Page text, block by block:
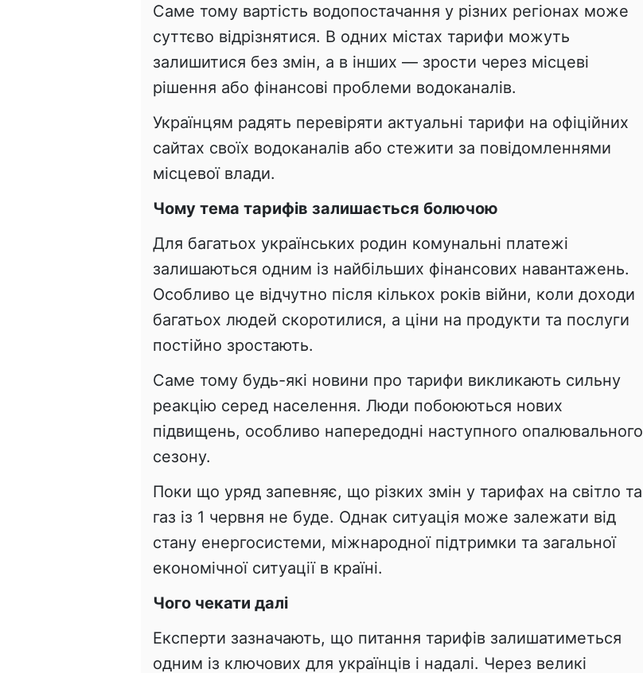
Саме тому вартість водопостачання у різних регіонах може
суттєво відрізнятися. В одних містах тарифи можуть
залишитися без змін, а в інших — зрости через місцеві
рішення або фінансові проблеми водоканалів.
Українцям радять перевіряти актуальні тарифи на офіційних
сайтах своїх водоканалів або стежити за повідомленнями
місцевої влади.
Чому тема тарифів залишається болючою
Для багатьох українських родин комунальні платежі
залишаються одним із найбільших фінансових навантажень.
Особливо це відчутно після кількох років війни, коли доходи
багатьох людей скоротилися, а ціни на продукти та послуги
постійно зростають.
Саме тому будь-які новини про тарифи викликають сильну
реакцію серед населення. Люди побоюються нових
підвищень, особливо напередодні наступного опалювального
сезону.
Поки що уряд запевняє, що різких змін у тарифах на світло та
газ із 1 червня не буде. Однак ситуація може залежати від
стану енергосистеми, міжнародної підтримки та загальної
економічної ситуації в країні.
Чого чекати далі
Експерти зазначають, що питання тарифів залишатиметься
одним із ключових для українців і надалі. Через великі